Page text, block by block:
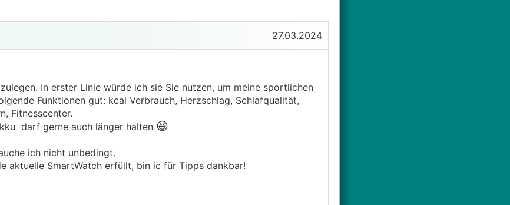
27.03.2024
In erster Linie würde ich sie Sie nutzen, um meine sportlichen
Funktionen gut: kcal Verbrauch, Herzschlag, Schlafqualität,
Fitnesscenter.
darf gerne auch länger halten 😆
ich nicht unbedingt.
aktuelle SmartWatch erfüllt, bin ic für Tipps dankbar!